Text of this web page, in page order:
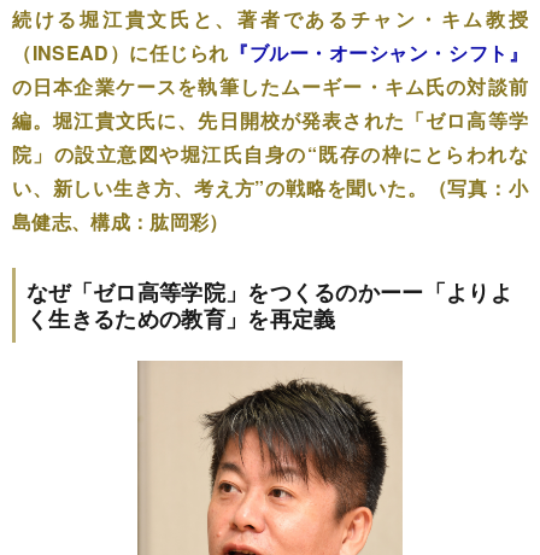
続ける堀江貴文氏と、著者であるチャン・キム教授
（INSEAD）に任じられ 『ブルー・オーシャン・シフト』
の日本企業ケースを執筆したムーギー・キム氏の対談前
編。堀江貴文氏に、先日開校が発表された「ゼロ高等学
院」の設立意図や堀江氏自身の“既存の枠にとらわれな
い、新しい生き方、考え方”の戦略を聞いた。（写真：小
島健志、構成：肱岡彩）
なぜ「ゼロ高等学院」をつくるのかーー「よりよ
く生きるための教育」を再定義